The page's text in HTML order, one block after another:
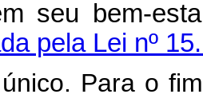
seu bem-
pela Lei nº
Para o